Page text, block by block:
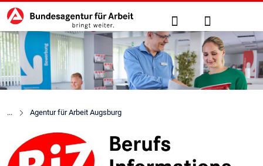
zu den Hauptinhalten springen
Hauptnavigation Suche Anmelden
Agentur für Arbeit Augsburg
Berufsinformationszentrum